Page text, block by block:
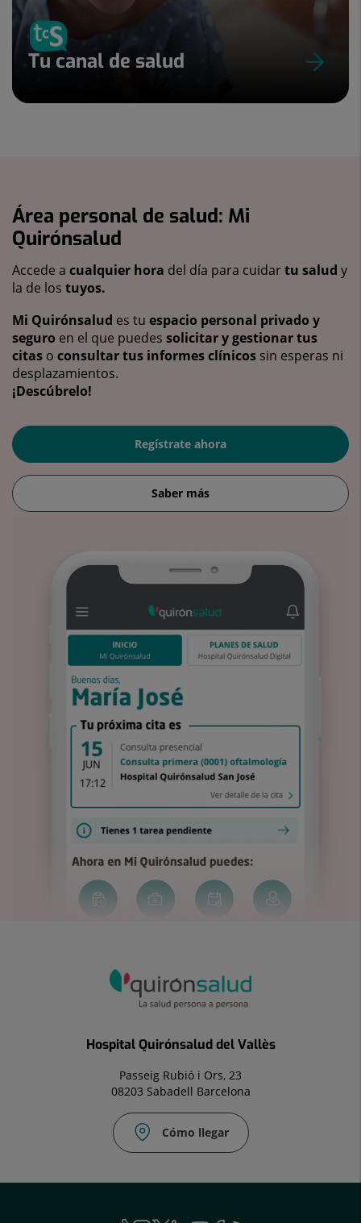
Tu canal de salud
Área personal de salud: Mi
Quirónsalud
Accede a cualquier hora del día para cuidartu salud y
la de los tuyos.
Mi Quirónsalud es tu espacio personal privado y
seguro en el que puedes solicitar y gestionar tus
citas o consultar tus informes clínicos sin esperas ni
desplazamientos.
¡Descúbrelo!
Regístrate ahora
Saber más
Hospital Quirónsalud del Vallès
Passeig Rubió i Ors, 23
08203 Sabadell Barcelona
Cómo llegar
937